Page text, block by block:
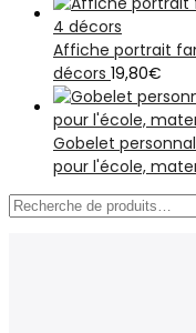
Affiche portrait
décors 19,80€
Gobelet
pour l'école,
Recherche